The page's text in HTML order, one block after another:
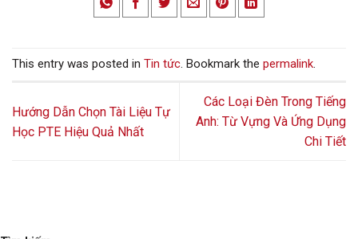
This entry was posted in Tin tức. Bookmark the permalink.
Hướng Dẫn Chọn Tài Liệu Tự
Học PTE Hiệu Quả Nhất
Các Loại Đèn Trong Tiếng
Anh: Từ Vựng Và Ứng Dụng
Chi Tiết